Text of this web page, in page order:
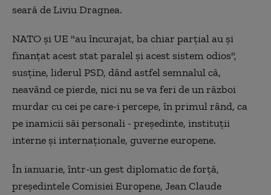
seară de Liviu Dragnea.
NATO şi UE "au încurajat, ba chiar parțial au și
finanțat acest stat paralel și acest sistem odios",
susţine, liderul PSD, dând astfel semnalul că,
neavând ce pierde, nici nu se va feri de un război
murdar cu cei pe care-i percepe, în primul rând, ca
pe inamicii săi personali - preşedinte, instituţii
interne şi internaţionale, guverne europene.
În ianuarie, într-un gest diplomatic de forţă,
președintele Comisiei Europene, Jean Claude